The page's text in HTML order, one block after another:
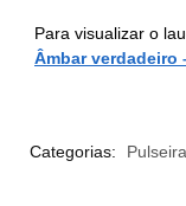
Para visualizar o
Âmbar verdadeiro
Categorias: